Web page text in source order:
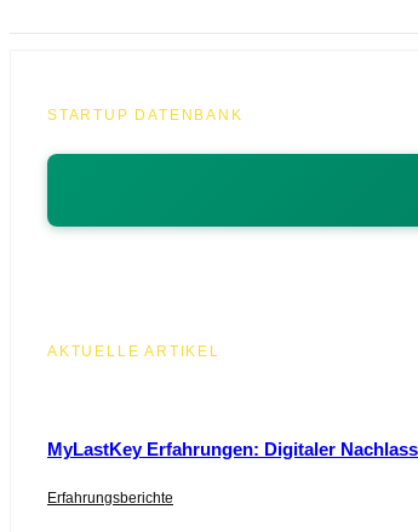
STARTUP DATENBANK
AKTUELLE ARTIKEL
MyLastKey Erfahrungen: Digitaler
Erfahrungsberichte